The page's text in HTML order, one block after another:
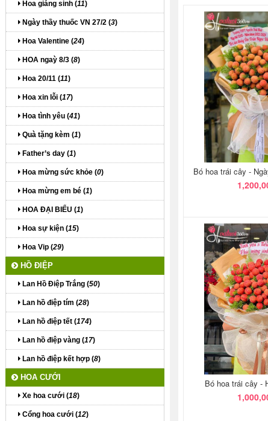
Hoa giáng sinh (11)
Ngày thầy thuốc VN 27/2 (3)
Hoa Valentine (24)
HOA ngaỳ 8/3 (8)
Hoa 20/11 (11)
Hoa xin lỗi (17)
Hoa tình yêu (41)
Quà tặng kèm (1)
Father’s day (1)
Hoa mừng sức khỏe (0)
Hoa mừng em bé (1)
HOA ĐẠI BIỂU (1)
Hoa sự kiện (15)
Hoa Vip (29)
HỒ ĐIỆP
Lan Hồ Điệp Trắng (50)
Lan hồ điệp tím (28)
Lan hồ điệp tết (174)
Lan hồ điệp vàng (17)
Lan hồ điệp kết hợp (8)
HOA CƯỚI
Xe hoa cưới (18)
Cổng hoa cưới (12)